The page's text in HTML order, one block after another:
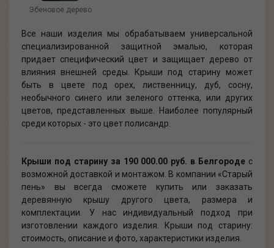
Эбеновое дерево
Все наши изделия мы обрабатываем универсальной
специализированной защитной эмалью, которая
придает специфический цвет и защищает дерево от
влияния внешней среды. Крыши под старину может
быть в цвете под орех, лиственницу, дуб, сосну,
необычного синего или зеленого оттенка, или других
цветов, представленных выше. Наиболее популярный
среди которых - это цвет полисандр.
Крыши под старину за 190 000.00 руб. в Белгороде с
возможной доставкой и монтажом. В компании «Старый
пень» вы всегда сможете купить или заказать
деревянную крышу другого цвета, размера и
комплектации. У нас индивидуальный подход при
изготовлении каждого изделия. Крыши под старину:
стоимость, описание и фото, характеристики изделия.